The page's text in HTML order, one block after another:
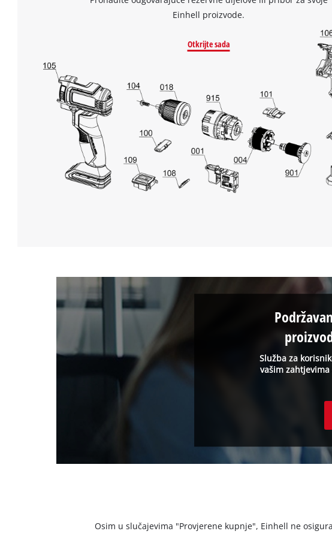
Einhell proizvode.
Otkrijte sada
Služba za
vašim
Osim u slučajevima "Provjerene kupnje", Einhell ne